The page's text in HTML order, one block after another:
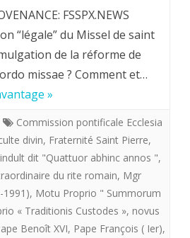
FSSPX.NEWS
“légale” du Missel de saint
de la réforme de
missae ? Comment et…
»
Commission pontificale Ecclesia
divin, Fraternité Saint Pierre,
indult dit "Quattuor abhinc annos ",
du rite romain, Mgr
1991), Motu Proprio " Summorum
« Traditionis Custodes », novus
Benoît XVI, Pape François ( Ier),